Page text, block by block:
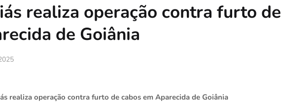
realiza operação contra furto de
de Goiânia
realiza operação contra furto de cabos em Aparecida de Goiânia